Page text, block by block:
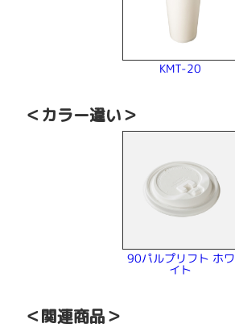
KMT-20
＜カラー違い＞
90パルプリフト ホワ
イト
＜関連商品＞